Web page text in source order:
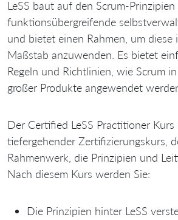
LeSS baut auf den Scrum-
funktionsübergreifende
und bietet einen Rahmen, um diese
Maßstab anzuwenden. Es bietet
Regeln und Richtlinien, wie Scrum
großer Produkte angewendet
Der Certified LeSS Practitioner Kurs
tiefergehender Zertifizierungskurs,
Rahmenwerk, die Prinzipien und
Nach diesem Kurs werden Sie:
Die Prinzipien hinter LeSS